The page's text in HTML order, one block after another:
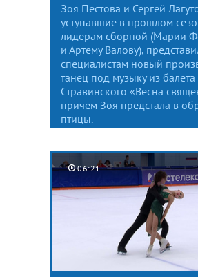
Зоя Пестова и Сергей
уступавшие в прошлом
лидерам сборной (Марии
и Артему Валову),
специалистам новый
танец под музыку из
Стравинского «Весна
причем Зоя предстала в
птицы.
06:21